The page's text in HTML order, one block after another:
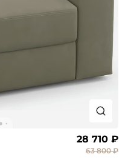
28 710 ₽
63 800 ₽